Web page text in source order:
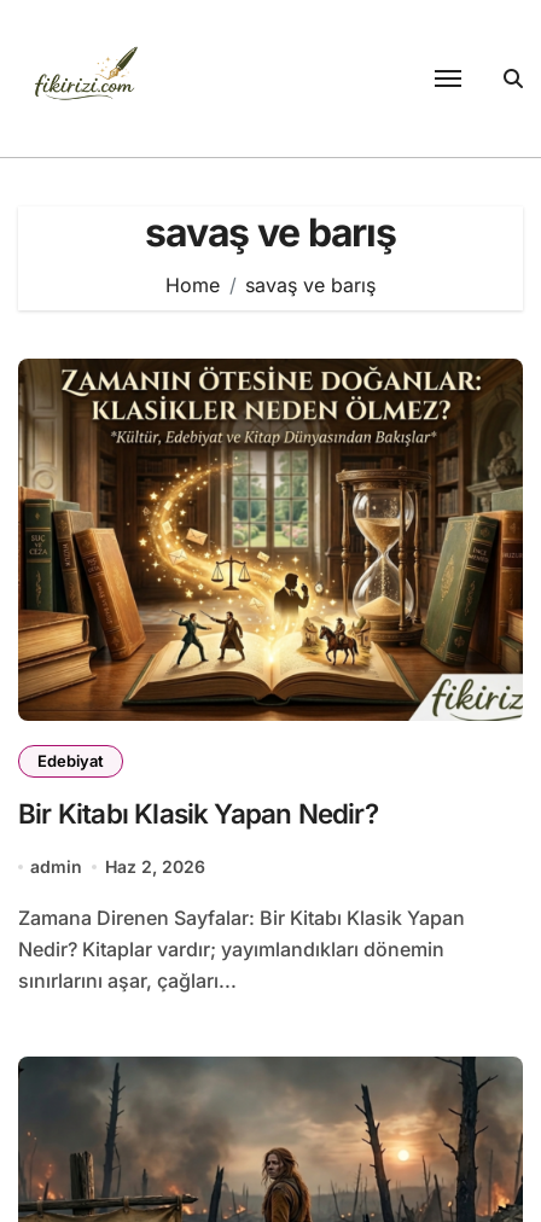
savaş ve barış
Home savaş ve barış
Edebiyat
Bir Kitabı Klasik Yapan Nedir?
admin Haz 2, 2026
Zamana Direnen Sayfalar: Bir Kitabı Klasik Yapan
Nedir? Kitaplar vardır; yayımlandıkları dönemin
sınırlarını aşar, çağları...